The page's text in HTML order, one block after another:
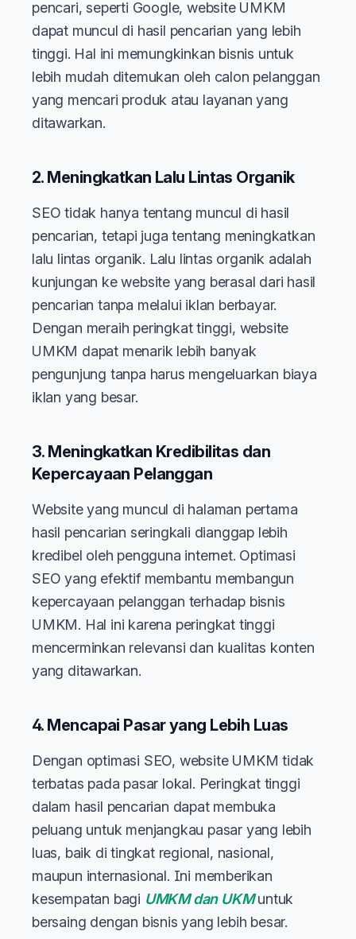
pencari, seperti Google, website UMKM
dapat muncul di hasil pencarian yang lebih
tinggi. Hal ini memungkinkan bisnis untuk
lebih mudah ditemukan oleh calon pelanggan
yang mencari produk atau layanan yang
ditawarkan.
2. Meningkatkan Lalu Lintas Organik
SEO tidak hanya tentang muncul di hasil
pencarian, tetapi juga tentang meningkatkan
lalu lintas organik. Lalu lintas organik adalah
kunjungan ke website yang berasal dari hasil
pencarian tanpa melalui iklan berbayar.
Dengan meraih peringkat tinggi, website
UMKM dapat menarik lebih banyak
pengunjung tanpa harus mengeluarkan biaya
iklan yang besar.
3. Meningkatkan Kredibilitas dan
Kepercayaan Pelanggan
Website yang muncul di halaman pertama
hasil pencarian seringkali dianggap lebih
kredibel oleh pengguna internet. Optimasi
SEO yang efektif membantu membangun
kepercayaan pelanggan terhadap bisnis
UMKM. Hal ini karena peringkat tinggi
mencerminkan relevansi dan kualitas konten
yang ditawarkan.
4. Mencapai Pasar yang Lebih Luas
Dengan optimasi SEO, website UMKM tidak
terbatas pada pasar lokal. Peringkat tinggi
dalam hasil pencarian dapat membuka
peluang untuk menjangkau pasar yang lebih
luas, baik di tingkat regional, nasional,
maupun internasional. Ini memberikan
kesempatan bagi UMKM dan UKMuntuk
bersaing dengan bisnis yang lebih besar.